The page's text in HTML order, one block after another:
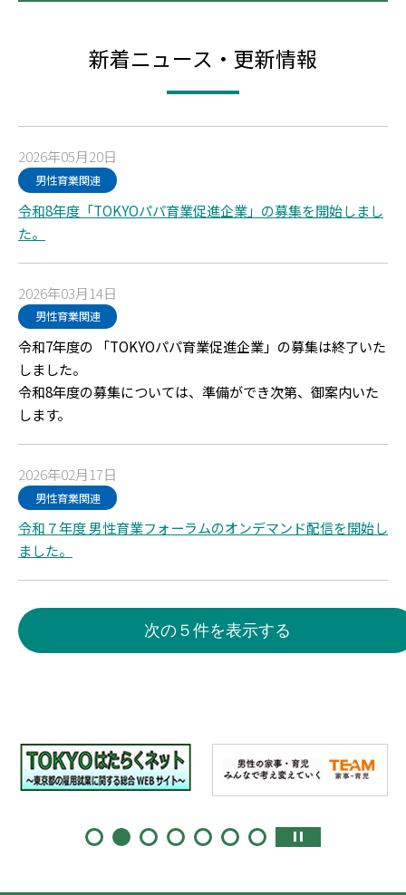
新着ニュース・更新情報
2026年05月20日
男性育業関連
令和8年度「TOKYOパパ育業促進企業」の募集を開始しまし
た。
2026年03月14日
男性育業関連
令和7年度の 「TOKYOパパ育業促進企業」の募集は終了いた
しました。
令和8年度の募集については、準備ができ次第、御案内いた
します。
2026年02月17日
男性育業関連
令和７年度 男性育業フォーラムのオンデマンド配信を開始し
ました。
次の５件を表示する